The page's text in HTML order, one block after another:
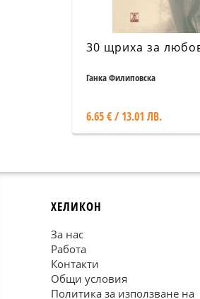
30 щриха за
Ганка Филиповска
6.65 € / 13.01 ЛВ.
ХЕЛИКОН
За нас
Работа
Контакти
Общи условия
Политика за използване на